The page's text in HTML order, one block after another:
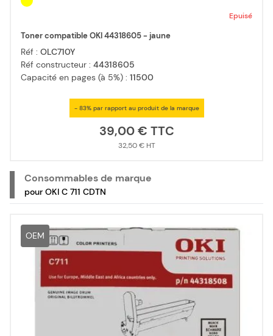
Epuisé
Toner compatible OKI 44318605 - jaune
Réf : OLC710Y
Réf constructeur : 44318605
Capacité en pages (à 5%) : 11500
- 83% par rapport au produit de la marque
39,00 €
32,50 €
Consommables de marque
pour OKI C 711 CDTN
OEM